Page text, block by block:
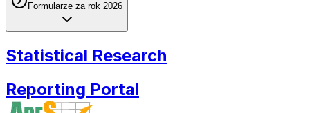
Formularze za rok 2026
Statistical Research
Reporting Portal